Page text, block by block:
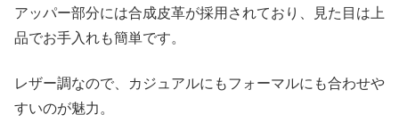
アッパー部分には合成皮革が採用されており、見た目は上
品でお手入れも簡単です。
レザー調なので、カジュアルにもフォーマルにも合わせや
すいのが魅力。